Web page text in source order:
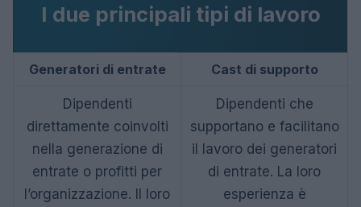
I due principali tipi di lavoro
Generatori di entrate Cast di supporto
Dipendenti
direttamente coinvolti
nella generazione di
entrate o profitti per
l’organizzazione. Il loro
Dipendenti che
supportano e facilitano
il lavoro dei generatori
di entrate. La loro
esperienza è